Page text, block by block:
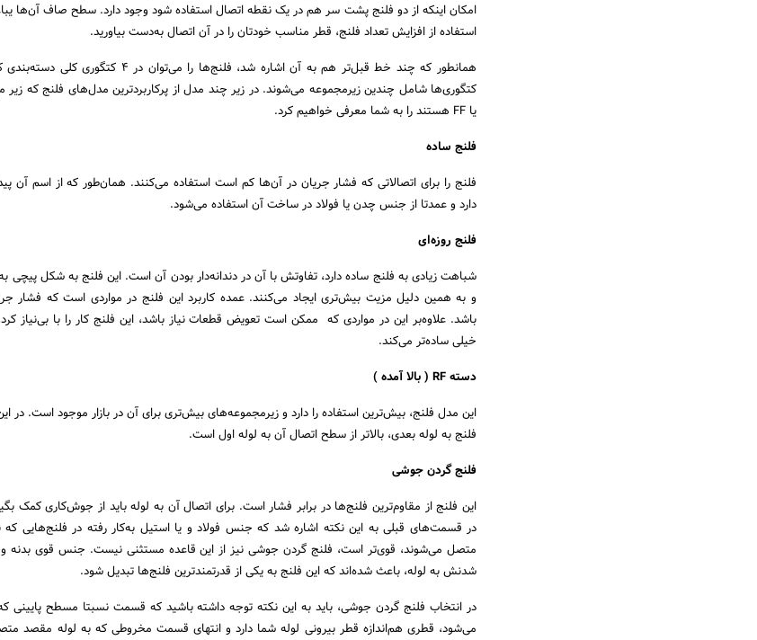
امکان اینکه از دو فلنج پشت سر هم در یک نقطه اتصال استفاده شود وجود دارد. سطح صاف آن‌ها
استفاده از افزایش تعداد فلنج، قطر مناسب خودتان را در آن اتصال به‌دست بیاورید.
همانطور که چند خط قبل‌تر هم به آن اشاره شد، فلنج‌ها را
کتگوری‌ها شامل چندین زیرمجموعه می‌شوند. در زیر چند مدل از پرکاربردترین مدل‌های فلنج که
یا FF هستند را به شما معرفی خواهیم کرد.
فلنج ساده
فلنج را برای اتصالاتی که فشار جریان در آن‌ها کم است استفاده می‌کنند. همان‌طور که از اسم آن
دارد و عمدتا از جنس چدن یا فولاد در ساخت آن استفاده می‌شود.
فلنج روزه‌ای
شباهت زیادی به فلنج ساده دارد، تفاوتش با آن در دندانه‌دار بودن آن است. این فلنج به شکل
و به همین دلیل مزیت بیش‌تری ایجاد می‌کنند. عمده کاربرد این فلنج در مواردی است که فشار
باشد. علاوه‌بر این در مواردی که ممکن است تعویض قطعات نیاز باشد، این فلنج کار را با بی‌نیاز
خیلی ساده‌تر می‌کند.
دسته RF ( بالا آمده )
این مدل فلنج، بیش‌ترین استفاده را دارد و زیرمجموعه‌های بیش‌تری برای آن در بازار موجود است.
فلنج به لوله بعدی، بالاتر از سطح اتصال آن به لوله اول است.
فلنج گردن جوشی
این فلنج از مقاوم‌ترین فلنج‌ها در برابر فشار است. برای اتصال آن به لوله باید از جوش‌کاری کمک
در قسمت‌های قبلی به این نکته اشاره شد که جنس فولاد و یا استیل به‌کار رفته در فلنج‌هایی
متصل می‌شوند، قوی‌تر است، فلنج گردن جوشی نیز از این قاعده مستثنی نیست. جنس قوی بدنه
شدنش به لوله، باعث شده‌اند که این فلنج به یکی از قدرتمندترین فلنج‌ها تبدیل شود.
در انتخاب فلنج گردن جوشی، باید به این نکته توجه داشته باشید که قسمت نسبتا مسطح پایینی
می‌شود، قطری هم‌اندازه قطر بیرونی لوله شما دارد و انتهای قسمت مخروطی که به لوله مقصد